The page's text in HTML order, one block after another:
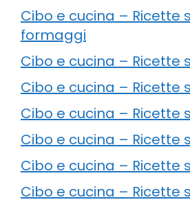
Cibo e cucina – Ricette
formaggi
Cibo e cucina – Ricette
Cibo e cucina – Ricette
Cibo e cucina – Ricette
Cibo e cucina – Ricette
Cibo e cucina – Ricette
Cibo e cucina – Ricette